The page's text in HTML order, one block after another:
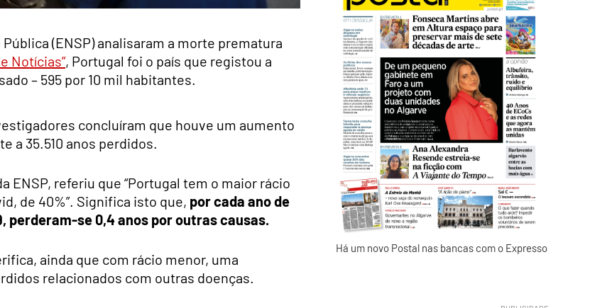
(ENSP) analisaram a morte prematura
Notícias”, Portugal foi o país que registou a
– 595 por 10 mil habitantes.
concluíram que houve um aumento
a 35.510 anos perdidos.
ENSP, referiu que “Portugal tem o maior rácio
de 40%”. Significa isto que, por cada ano de
perderam-se 0,4 anos por outras causas.
ainda que com rácio menor, uma
relacionados com outras doenças.
Há um novo Postal nas bancas com o Expresso